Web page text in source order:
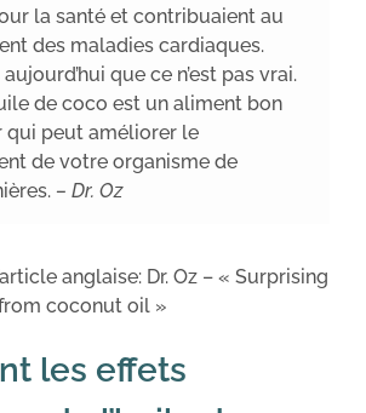
la santé et contribuaient au
des maladies cardiaques.
que ce n’est pas vrai.
de coco est un aliment bon
peut améliorer le
de votre organisme de
– Dr. Oz
anglaise: Dr. Oz – « Surprising
coconut oil »
les effets